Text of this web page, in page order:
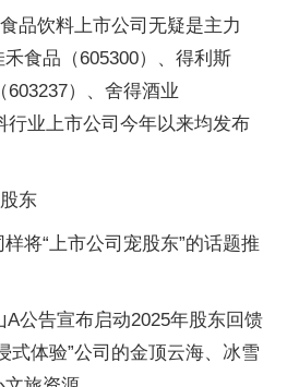
品饮料上市公司无疑是主力
食品（605300）、得利斯
603237）、舍得酒业
行业上市公司今年以来均发布
东
将“上市公司宠股东”的话题推
A公告宣布启动2025年股东回馈
式体验”公司的金顶云海、冰雪